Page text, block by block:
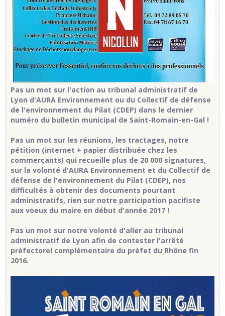
Pas un mot sur l'action au tribunal administratif de
Lyon d'AURA Environnement ou du Collectif de défense
de l'environnement du Pilat (CDEP) dans le dernier
numéro du bulletin municipal de Saint-Romain-en-Gal !
Pas un mot sur les réunions, les tractages, notre
pétition (internet + papier distribuée chez les
commerçants) qui recueille plus de 20 000 signatures,
sur la volonté d'AURA Environnement et du Collectif de
défense de l'environnement du Pilat (CDEP), nos
difficultés à obtenir des documents pourtant
administratifs, rien sur notre participation pacifiste
aux voeux du maire en début d'année 2017 !
Pas un mot sur notre volonté d'aller au tribunal
administratif de Lyon afin de contester l'arrêté
préfectorel complémentaire du préfet du Rhône fin
2016.